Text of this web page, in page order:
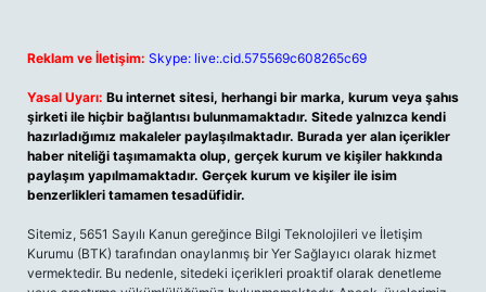
Reklam ve İletişim: Skype: live:.cid.575569c608265c69
Yasal Uyarı: Bu internet sitesi, herhangi bir marka, kurum veya şahıs
şirketi ile hiçbir bağlantısı bulunmamaktadır. Sitede yalnızca kendi
hazırladığımız makaleler paylaşılmaktadır. Burada yer alan içerikler
haber niteliği taşımamakta olup, gerçek kurum ve kişiler hakkında
paylaşım yapılmamaktadır. Gerçek kurum ve kişiler ile isim
benzerlikleri tamamen tesadüfidir.
Sitemiz, 5651 Sayılı Kanun gereğince Bilgi Teknolojileri ve İletişim
Kurumu (BTK) tarafından onaylanmış bir Yer Sağlayıcı olarak hizmet
vermektedir. Bu nedenle, sitedeki içerikleri proaktif olarak denetleme